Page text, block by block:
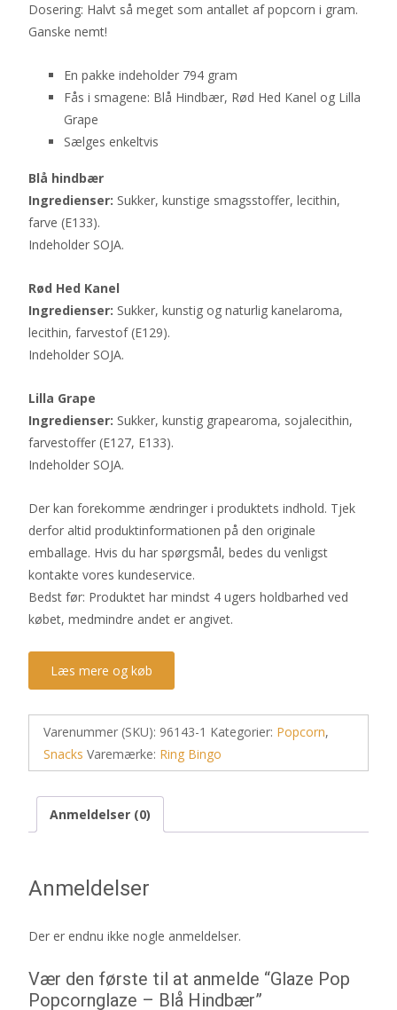
Dosering: Halvt så meget som antallet af popcorn i gram.
Ganske nemt!
En pakke indeholder 794 gram
Fås i smagene: Blå Hindbær, Rød Hed Kanel og Lilla
Grape
Sælges enkeltvis
Blå hindbær
Ingredienser: Sukker, kunstige smagsstoffer, lecithin,
farve (E133).
Indeholder SOJA.
Rød Hed Kanel
Ingredienser: Sukker, kunstig og naturlig kanelaroma,
lecithin, farvestof (E129).
Indeholder SOJA.
Lilla Grape
Ingredienser: Sukker, kunstig grapearoma, sojalecithin,
farvestoffer (E127, E133).
Indeholder SOJA.
Der kan forekomme ændringer i produktets indhold. Tjek
derfor altid produktinformationen på den originale
emballage. Hvis du har spørgsmål, bedes du venligst
kontakte vores kundeservice.
Bedst før: Produktet har mindst 4 ugers holdbarhed ved
købet, medmindre andet er angivet.
Læs mere og køb
Varenummer (SKU): 96143-1 Kategorier: Popcorn,
Snacks Varemærke: Ring Bingo
Anmeldelser (0)
Anmeldelser
Der er endnu ikke nogle anmeldelser.
Vær den første til at anmelde “Glaze Pop
Popcornglaze – Blå Hindbær”